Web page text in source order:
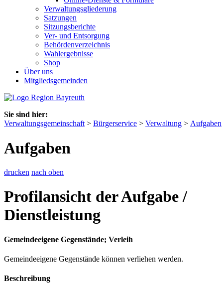
Verwaltungsgliederung
Satzungen
Sitzungsberichte
Ver- und Entsorgung
Behördenverzeichnis
Wahlergebnisse
Shop
Über uns
Mitgliedsgemeinden
Sie sind hier:
Verwaltungsgemeinschaft > Bürgerservice > Verwaltung > Aufgaben
Aufgaben
drucken nach oben
Profilansicht der Aufgabe /
Dienstleistung
Gemeindeeigene Gegenstände; Verleih
Gemeindeeigene Gegenstände können verliehen werden.
Beschreibung